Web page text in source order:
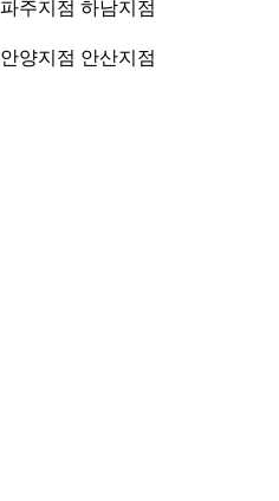
파주지점 하남지점
안양지점 안산지점